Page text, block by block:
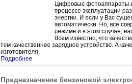
Цифровые фотоаппараты и
процессе эксплуатации
энергии. И если у Вас
автоматически. Но, все
режиме и в этом случае,
Всем известно, что
тем качественнее зарядное устройство. А
изготовителя.
Подробнее
Предназначение бензиновой